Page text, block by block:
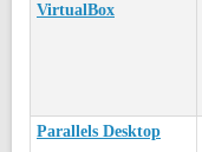
VirtualBox
Parallels Desktop